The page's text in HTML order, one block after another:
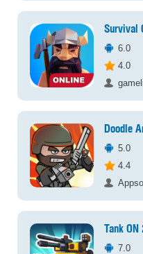
Survival
6.0
4.0
Doodle
5.0
4.4
Tank
7.0